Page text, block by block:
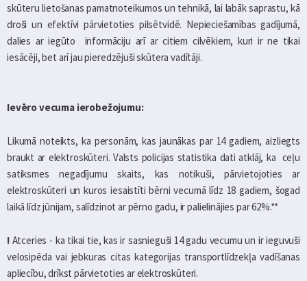
skūteru lietošanas pamatnoteikumos un tehnikā, lai labāk saprastu, kā
droši un efektīvi pārvietoties pilsētvidē. Nepieciešamības gadījumā,
dalies ar iegūto informāciju arī ar citiem cilvēkiem, kuri ir ne tikai
iesācēji, bet arī jau pieredzējuši skūtera vadītāji.
Ievēro vecuma ierobežojumu:
Likumā noteikts, ka personām, kas jaunākas par 14 gadiem, aizliegts
braukt ar elektroskūteri. Valsts policijas statistika dati atklāj, ka ceļu
satiksmes negadījumu skaits, kas notikuši, pārvietojoties ar
elektroskūteri un kuros iesaistīti bērni vecumā līdz 18 gadiem, šogad
laikā līdz jūnijam, salīdzinot ar pērno gadu, ir palielinājies par 62%.**
!Atceries - ka tikai tie, kas ir sasnieguši 14 gadu vecumu un ir ieguvuši
velosipēda vai jebkuras citas kategorijas transportlīdzekļa vadīšanas
apliecību, drīkst pārvietoties ar elektroskūteri.